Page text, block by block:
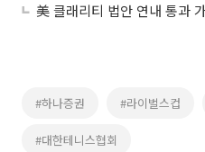
#하나증권 #라이벌스컵
#대한테니스협회